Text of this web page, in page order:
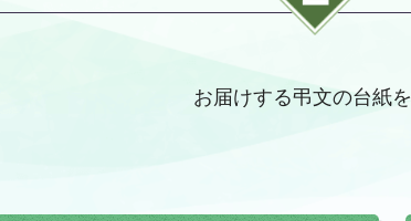
お届けする弔文の台紙を